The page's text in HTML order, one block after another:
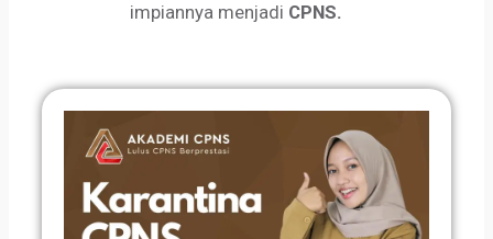
impiannya menjadi CPNS.